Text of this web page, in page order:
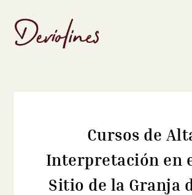
Cursos de
Interpretación en
Sitio de la Granja